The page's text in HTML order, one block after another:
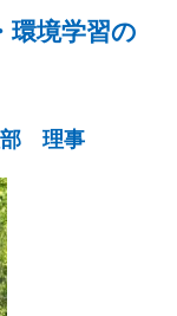
環境学習の
部 理事